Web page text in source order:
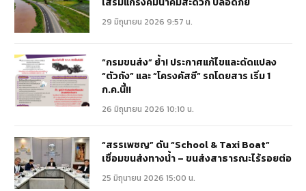
29 มิถุนายน 2026 9:57 น.
“กรมขนส่ง” ย้ำ! ประกาศแก้ไขและดัดแปลง
“ตัวถัง” และ “โครงคัสซี” รถโดยสาร เริ่ม 1
ก.ค.นี้!!
26 มิถุนายน 2026 10:10 น.
“สรรเพชญ” ดัน “School & Taxi Boat”
เชื่อมขนส่งทางน้ำ – ขนส่งสาธารณะไร้รอยต่อ
25 มิถุนายน 2026 15:00 น.